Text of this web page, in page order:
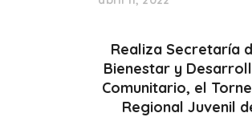
Realiza Secretaría
Bienestar y
Comunitario, el
Regional Juvenil